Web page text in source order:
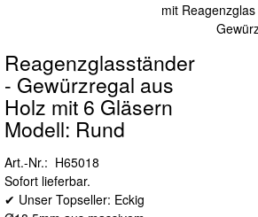
Reagenzglasständer
- Gewürzregal aus
Holz mit 6 Gläsern
Modell: Rund
Art.-Nr.: H65018
Sofort lieferbar.
✔ Unser Topseller: Eckig